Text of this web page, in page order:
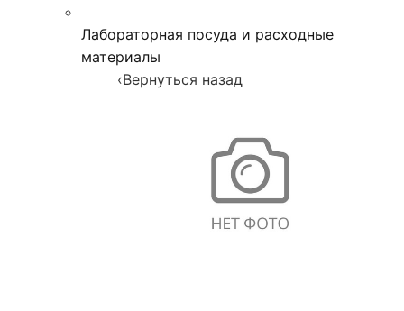
Лабораторная посуда и расходные
материалы
‹Вернуться назад